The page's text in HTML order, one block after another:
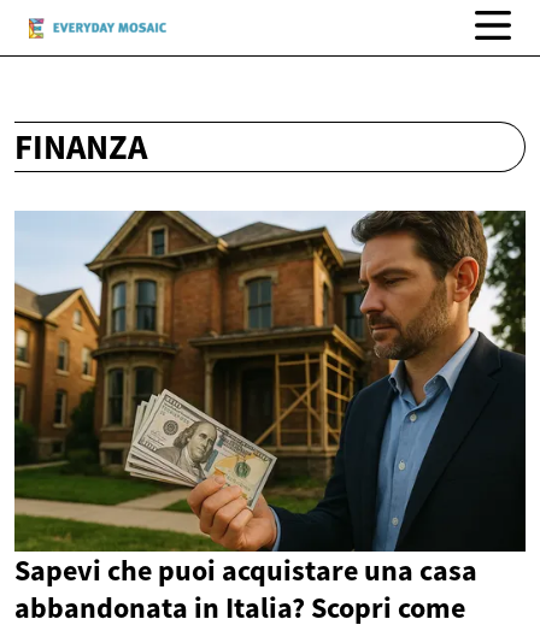
FINANZA
Sapevi che puoi acquistare una casa
abbandonata in Italia? Scopri come